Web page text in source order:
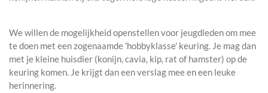
We willen de mogelijkheid openstellen voor jeugdleden om mee
te doen met een zogenaamde 'hobbyklasse' keuring. Je mag dan
met je kleine huisdier (konijn, cavia, kip, rat of hamster) op de
keuring komen. Je krijgt dan een verslag mee en een leuke
herinnering.